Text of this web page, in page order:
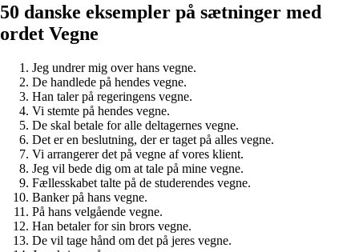
50 danske eksempler på sætninger med
ordet Vegne
Jeg undrer mig over hans vegne.
De handlede på hendes vegne.
Han taler på regeringens vegne.
Vi stemte på hendes vegne.
De skal betale for alle deltagernes vegne.
Det er en beslutning, der er taget på alles vegne.
Vi arrangerer det på vegne af vores klient.
Jeg vil bede dig om at tale på mine vegne.
Fællesskabet talte på de studerendes vegne.
Banker på hans vegne.
På hans velgående vegne.
Han betaler for sin brors vegne.
De vil tage hånd om det på jeres vegne.